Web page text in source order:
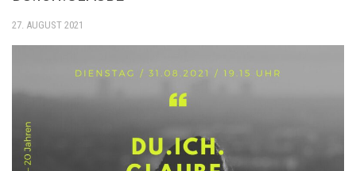
27. AUGUST 2021